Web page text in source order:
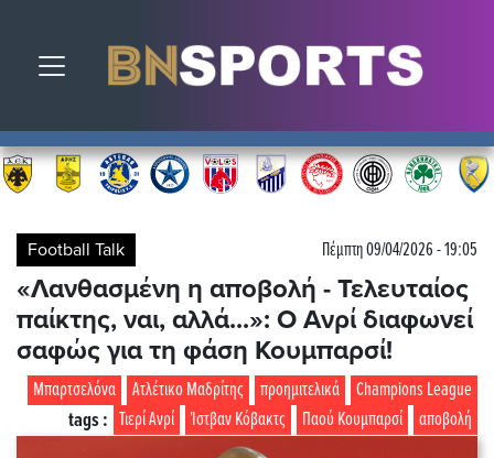
Toggle navigation
Football Talk Πέμπτη 09/04/2026 - 19:05
«Λανθασμένη η αποβολή - Τελευταίος
παίκτης, ναι, αλλά...»: Ο Ανρί διαφωνεί
σαφώς για τη φάση Κουμπαρσί!
Champions League
προημιτελικά
Ατλέτικο Μαδρίτης
Μπαρτσελόνα
αποβολή
Παού Κουμπαρσί
Ίστβαν Κόβακτς
Τιερί Ανρί
tags :